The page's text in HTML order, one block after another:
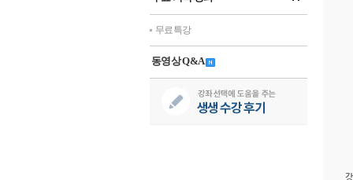
무료특강
동영상 Q&A